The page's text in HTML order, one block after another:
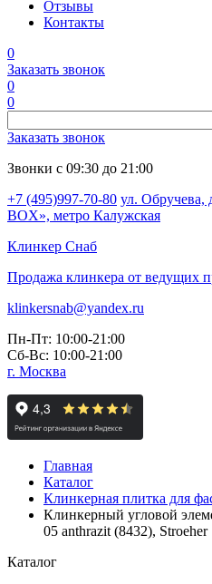
Отзывы
Контакты
0
Заказать звонок
0
0
Заказать звонок
Звонки с 09:30 до 21:00
+7 (495)997-70-80 ул. Обручева,
BOX», метро Калужская
Клинкер Снаб
Продажа клинкера от ведущих
klinkersnab@yandex.ru
Пн-Пт: 10:00-21:00
Сб-Вс: 10:00-21:00
г. Москва
Главная
Каталог
Клинкерная плитка для
Клинкерный угловой
05 anthrazit (8432), Stroeher
Каталог